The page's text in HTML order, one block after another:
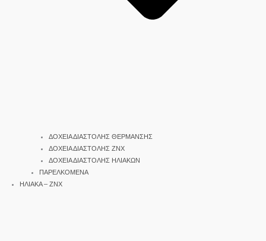
ΔΟΧΕΙΑ ΔΙΑΣΤΟΛΗΣ ΘΕΡΜΑΝΣΗΣ
ΔΟΧΕΙΑ ΔΙΑΣΤΟΛΗΣ ΖΝΧ
ΔΟΧΕΙΑ ΔΙΑΣΤΟΛΗΣ ΗΛΙΑΚΩΝ
ΠΑΡΕΛΚΟΜΕΝΑ
ΗΛΙΑΚΑ – ΖΝΧ